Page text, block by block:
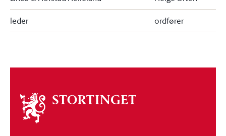
leder ordfører
Om
stortinget